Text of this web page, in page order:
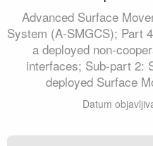
Advanced Surface
System (A-SMGCS); Part
a deployed non-
interfaces; Sub-part 2:
deployed Surface
Datum